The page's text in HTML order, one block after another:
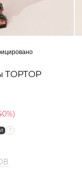
TOPTOP
%)